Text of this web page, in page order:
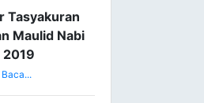
Tasyakuran
Maulid Nabi
2019
Baca...